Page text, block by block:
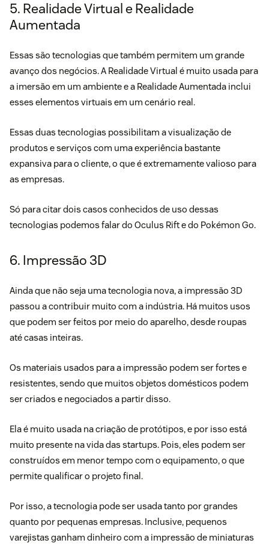
5. Realidade Virtual e Realidade
Aumentada
Essas são tecnologias que também permitem um grande
avanço dos negócios. A Realidade Virtual é muito usada para
a imersão em um ambiente e a Realidade Aumentada inclui
esses elementos virtuais em um cenário real.
Essas duas tecnologias possibilitam a visualização de
produtos e serviços com uma experiência bastante
expansiva para o cliente, o que é extremamente valioso para
as empresas.
Só para citar dois casos conhecidos de uso dessas
tecnologias podemos falar do Oculus Rift e do Pokémon Go.
6. Impressão 3D
Ainda que não seja uma tecnologia nova, a impressão 3D
passou a contribuir muito com a indústria. Há muitos usos
que podem ser feitos por meio do aparelho, desde roupas
até casas inteiras.
Os materiais usados para a impressão podem ser fortes e
resistentes, sendo que muitos objetos domésticos podem
ser criados e negociados a partir disso.
Ela é muito usada na criação de protótipos, e por isso está
muito presente na vida das startups. Pois, eles podem ser
construídos em menor tempo com o equipamento, o que
permite qualificar o projeto final.
Por isso, a tecnologia pode ser usada tanto por grandes
quanto por pequenas empresas. Inclusive, pequenos
varejistas ganham dinheiro com a impressão de miniaturas